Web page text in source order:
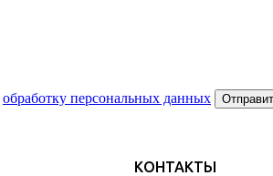
обработку персональных данных
КОНТАКТЫ